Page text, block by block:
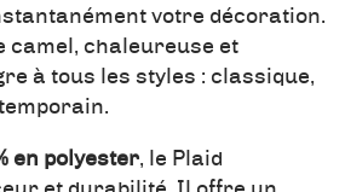
votre décoration.
camel, chaleureuse et
à tous les styles : classique,
en polyester, le Plaid